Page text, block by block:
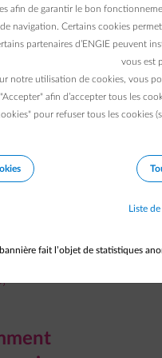
afin de garantir le bon
navigation. Certains cookies
partenaires d’ENGIE peuvent
vous est
notre utilisation de cookies, vous
"Accepter" afin d’accepter tous les
pour refuser tous les cookies
Liste
fait l’objet de statistiques